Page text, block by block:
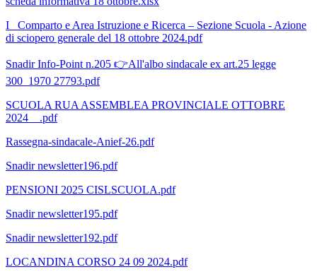
I_ Comparto e Area Istruzione e Ricerca – Sezione Scuola - Azione
di sciopero generale del 18 ottobre 2024.pdf
Snadir Info-Point n.205 👉All'albo sindacale ex art.25 legge
300_1970 27793.pdf
SCUOLA RUA ASSEMBLEA PROVINCIALE OTTOBRE
2024__.pdf
Rassegna-sindacale-Anief-26.pdf
Snadir newsletter196.pdf
PENSIONI 2025 CISLSCUOLA.pdf
Snadir newsletter195.pdf
Snadir newsletter192.pdf
LOCANDINA CORSO 24 09 2024.pdf